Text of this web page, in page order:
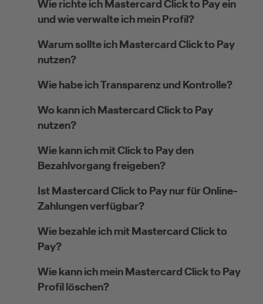
Wie richte ich Mastercard Click to Pay ein
und wie verwalte ich mein Profil?
Warum sollte ich Mastercard Click to Pay
nutzen?
Wie habe ich Transparenz und Kontrolle?
Wo kann ich Mastercard Click to Pay
nutzen?
Wie kann ich mit Click to Pay den
Bezahlvorgang freigeben?
Ist Mastercard Click to Pay nur für Online-
Zahlungen verfügbar?
Wie bezahle ich mit Mastercard Click to
Pay?
Wie kann ich mein Mastercard Click to Pay
Profil löschen?